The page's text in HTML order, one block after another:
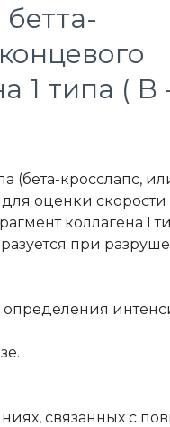
1 типа ( B
кросслапс,
оценки скорости
коллагена I
при
связанных с